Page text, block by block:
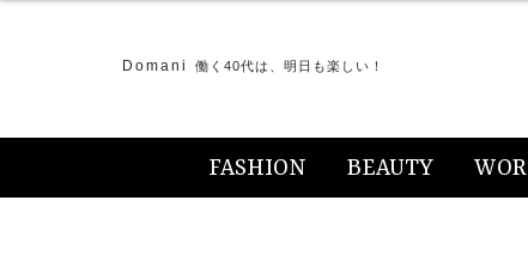
Domani 働く40代は、明日も楽しい！
FASHION BEAUTY